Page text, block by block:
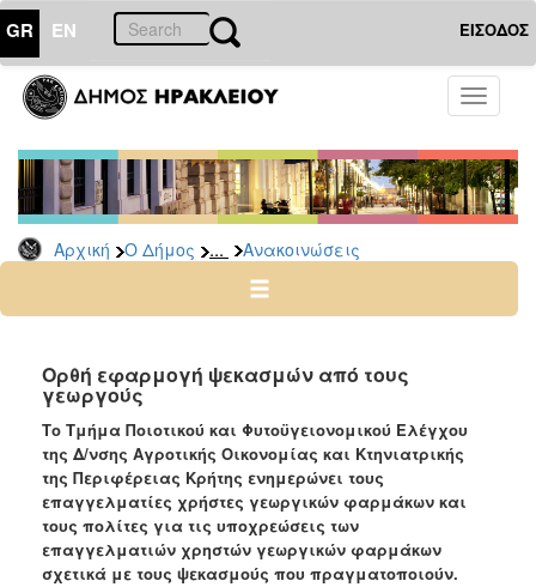
GR EN ΕΙΣΟΔΟΣ
Toggle
Αρχική Ο Δήμος ... Ανακοινώσεις
ΔΗΜΟΣ
Υπηρεσίες
&
Φορείς
Δημοτικές
Υπηρεσίες
Ηλεκτρονική
Διακυβέρνηση
Σχολικές
Επιτροπές
Αγροτική
Ανάπτυξη
Ανακοινώσεις
Ορθή εφαρμογή ψεκασμών από τους
γεωργούς
Το Τμήμα Ποιοτικού και Φυτοϋγειονομικού Ελέγχου
της Δ/νσης Αγροτικής Οικονομίας και Κτηνιατρικής
της Περιφέρειας Κρήτης ενημερώνει τους
επαγγελματίες χρήστες γεωργικών φαρμάκων και
τους πολίτες για τις υποχρεώσεις των
επαγγελματιών χρηστών γεωργικών φαρμάκων
σχετικά με τους ψεκασμούς που πραγματοποιούν.